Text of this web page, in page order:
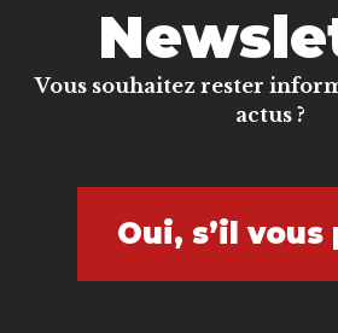
Vous souhaitez rester
actus ?
Oui, s’il vous